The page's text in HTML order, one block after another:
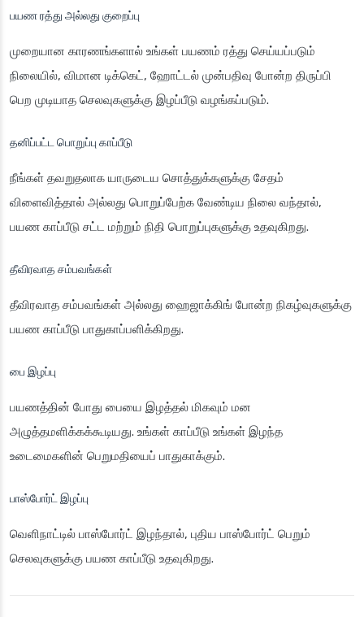
பயண ரத்து அல்லது குறைப்பு
முறையான காரணங்களால் உங்கள் பயணம் ரத்து செய்யப்படும்
நிலையில், விமான டிக்கெட், ஹோட்டல் முன்பதிவு போன்ற திருப்பி
பெற முடியாத செலவுகளுக்கு இழப்பீடு வழங்கப்படும்.
தனிப்பட்ட பொறுப்பு காப்பீடு
நீங்கள் தவறுதலாக யாருடைய சொத்துக்களுக்கு சேதம்
விளைவித்தால் அல்லது பொறுப்பேற்க வேண்டிய நிலை வந்தால்,
பயண காப்பீடு சட்ட மற்றும் நிதி பொறுப்புகளுக்கு உதவுகிறது.
தீவிரவாத சம்பவங்கள்
தீவிரவாத சம்பவங்கள் அல்லது ஹைஜாக்கிங் போன்ற நிகழ்வுகளுக்கு
பயண காப்பீடு பாதுகாப்பளிக்கிறது.
பை இழப்பு
பயணத்தின் போது பையை இழத்தல் மிகவும் மன
அழுத்தமளிக்கக்கூடியது. உங்கள் காப்பீடு உங்கள் இழந்த
உடைமைகளின் பெறுமதியைப் பாதுகாக்கும்.
பாஸ்போர்ட் இழப்பு
வெளிநாட்டில் பாஸ்போர்ட் இழந்தால், புதிய பாஸ்போர்ட் பெறும்
செலவுகளுக்கு பயண காப்பீடு உதவுகிறது.